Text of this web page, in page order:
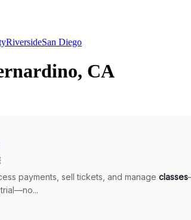
RiversideSan Diego
CA